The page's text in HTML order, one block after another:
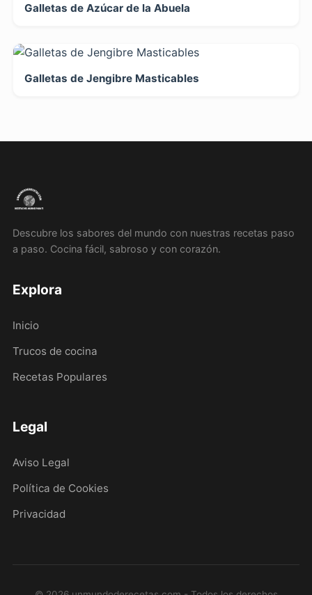
Galletas de Azúcar de la Abuela
Galletas de Jengibre Masticables
Descubre los sabores del mundo con nuestras recetas paso
a paso. Cocina fácil, sabroso y con corazón.
Explora
Inicio
Trucos de cocina
Recetas Populares
Legal
Aviso Legal
Política de Cookies
Privacidad